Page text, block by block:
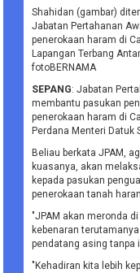
Shahidan (gambar)
Jabatan Pertahanan
penerokaan haram di
Lapangan Terbang
fotoBERNAMA
SEPANG: Jabatan
membantu pasukan
penerokaan haram di
Perdana Menteri Datuk
Beliau berkata JPAM,
kuasanya, akan
kepada pasukan
penerokaan tanah
"JPAM akan meronda
kebenaran
pendatang asing tanpa
"Kehadiran kita lebih